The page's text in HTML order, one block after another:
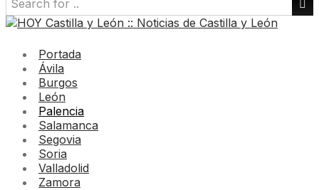
Portada
Ávila
Burgos
León
Palencia
Salamanca
Segovia
Soria
Valladolid
Zamora